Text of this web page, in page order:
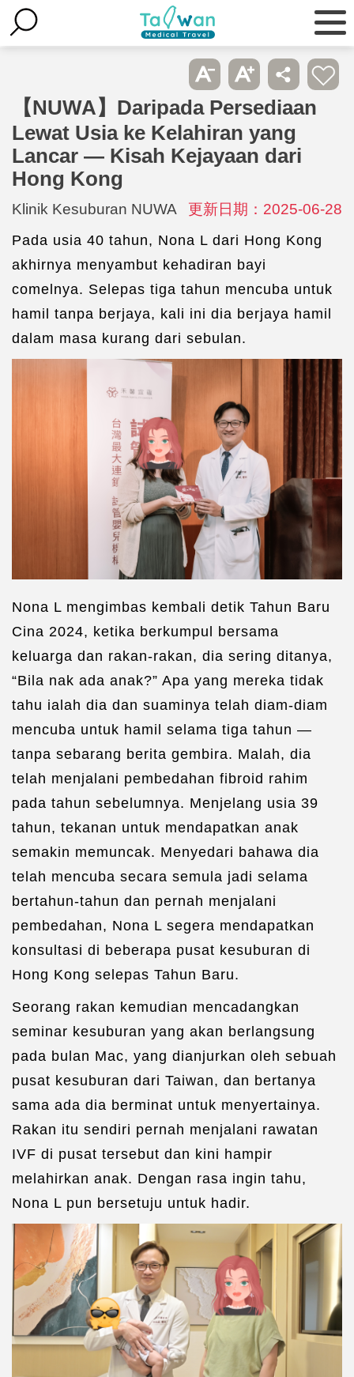
【NUWA】Daripada Persediaan
Lewat Usia ke Kelahiran yang
Lancar — Kisah Kejayaan dari
Hong Kong
Klinik Kesuburan NUWA 更新日期：2025-06-28
Pada usia 40 tahun, Nona L dari Hong Kong
akhirnya menyambut kehadiran bayi
comelnya. Selepas tiga tahun mencuba untuk
hamil tanpa berjaya, kali ini dia berjaya hamil
dalam masa kurang dari sebulan.
Nona L mengimbas kembali detik Tahun Baru
Cina 2024, ketika berkumpul bersama
keluarga dan rakan-rakan, dia sering ditanya,
“Bila nak ada anak?” Apa yang mereka tidak
tahu ialah dia dan suaminya telah diam-diam
mencuba untuk hamil selama tiga tahun —
tanpa sebarang berita gembira. Malah, dia
telah menjalani pembedahan fibroid rahim
pada tahun sebelumnya. Menjelang usia 39
tahun, tekanan untuk mendapatkan anak
semakin memuncak. Menyedari bahawa dia
telah mencuba secara semula jadi selama
bertahun-tahun dan pernah menjalani
pembedahan, Nona L segera mendapatkan
konsultasi di beberapa pusat kesuburan di
Hong Kong selepas Tahun Baru.
Seorang rakan kemudian mencadangkan
seminar kesuburan yang akan berlangsung
pada bulan Mac, yang dianjurkan oleh sebuah
pusat kesuburan dari Taiwan, dan bertanya
sama ada dia berminat untuk menyertainya.
Rakan itu sendiri pernah menjalani rawatan
IVF di pusat tersebut dan kini hampir
melahirkan anak. Dengan rasa ingin tahu,
Nona L pun bersetuju untuk hadir.